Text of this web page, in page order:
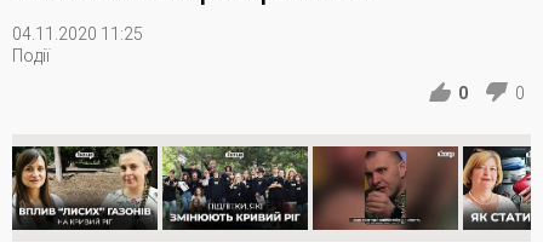
04.11.2020 11:25
Події
0
0